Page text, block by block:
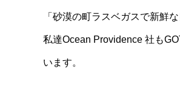
「砂漠の町ラスベガスで新鮮
私達Ocean Providence 社も
います。